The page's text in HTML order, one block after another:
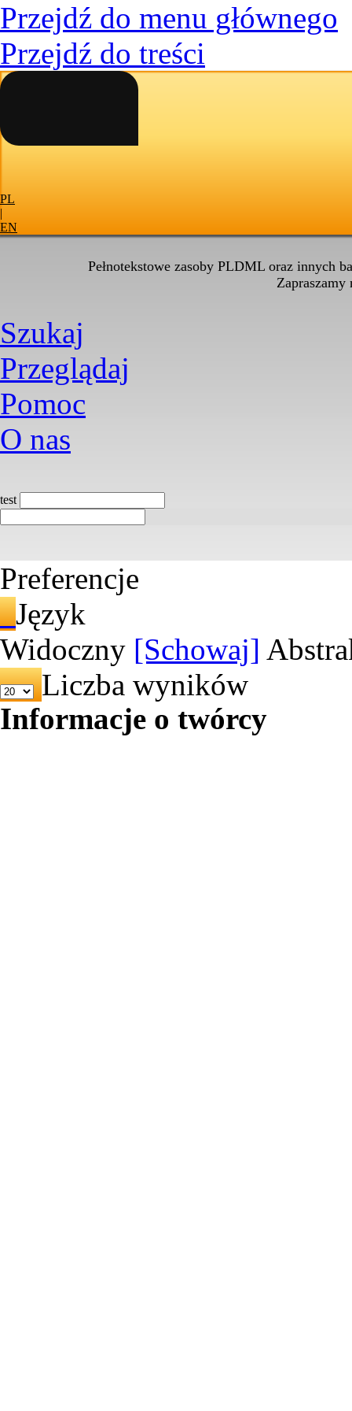
Przejdź do menu głównego
Przejdź do treści
PL
|
EN
Pełnotekstowe zasoby PLDML oraz innych
Zapraszamy
Szukaj
Przeglądaj
Pomoc
O nas
test
Preferencje
Język
Widoczny [Schowaj]
Liczba wyników
Informacje o twórcy